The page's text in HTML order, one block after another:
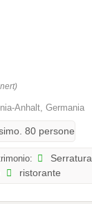
Anhalt, Germania
80 persone
Serratura
ristorante